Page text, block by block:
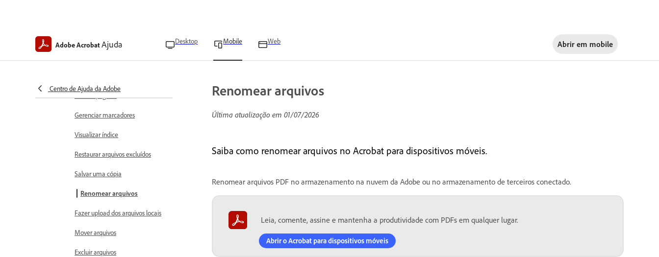
Adobe AcrobatAjuda Desktop Mobile Web Abrir em mobile
Centro de Ajuda da Adobe
Marcar páginas
Gerenciar marcadores
Visualizar índice
Restaurar arquivos excluídos
Salvar uma cópia
Renomear arquivos
Fazer upload dos arquivos locais
Mover arquivos
Excluir arquivos
Renomear arquivos
Última atualização em 01/07/2026
Saiba como renomear arquivos no Acrobat para dispositivos móveis.
Renomear arquivos PDF no armazenamento na nuvem da Adobe ou no armazenamento de terceiros conectado.
Leia, comente, assine e mantenha a produtividade com PDFs em qualquer lugar.
Abrir o Acrobat para dispositivos móveis